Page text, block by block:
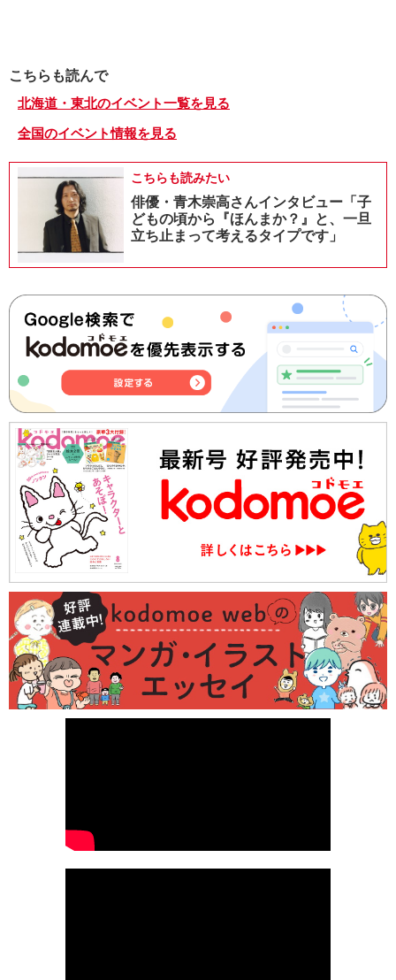
こちらも読んで
北海道・東北のイベント一覧を見る
全国のイベント情報を見る
こちらも読みたい
俳優・青木崇高さんインタビュー「子
どもの頃から『ほんまか？』と、一旦
立ち止まって考えるタイプです」